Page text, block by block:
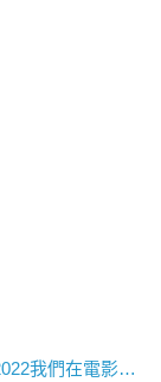
2022我們在電影院上課@花蓮鐵道電影院★《三八新娘憨子婿》｜花蓮縣牛犁社區交流協會